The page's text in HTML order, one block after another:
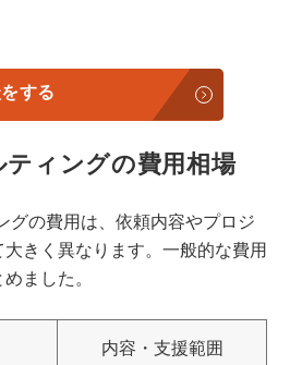
する
ィングの費用相場
グの費用は、依頼内容やプロジ
きく異なります。一般的な費用
ました。
内容・支援範囲